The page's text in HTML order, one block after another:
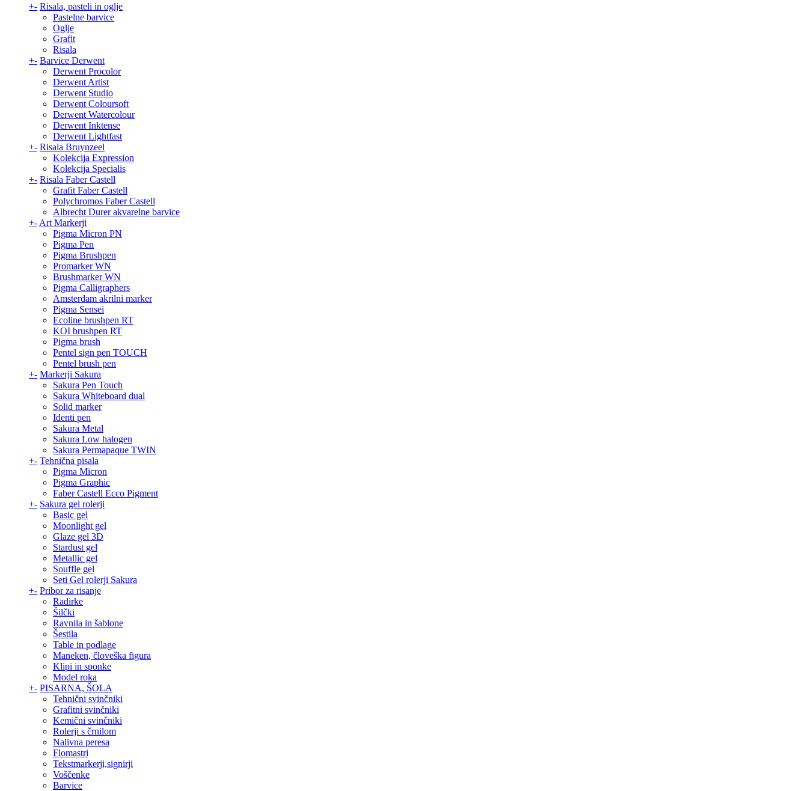
+- Risala, pasteli in oglje
Pastelne barvice
Oglje
Grafit
Risala
+- Barvice Derwent
Derwent Procolor
Derwent Artist
Derwent Studio
Derwent Coloursoft
Derwent Watercolour
Derwent Inktense
Derwent Lightfast
+- Risala Bruynzeel
Kolekcija Expression
Kolekcija Specialis
+- Risala Faber Castell
Grafit Faber Castell
Polychromos Faber Castell
Albrecht Durer akvarelne barvice
+- Art Markerji
Pigma Micron PN
Pigma Pen
Pigma Brushpen
Promarker WN
Brushmarker WN
Pigma Calligraphers
Amsterdam akrilni marker
Pigma Sensei
Ecoline brushpen RT
KOI brushpen RT
Pigma brush
Pentel sign pen TOUCH
Pentel brush pen
+- Markerji Sakura
Sakura Pen Touch
Sakura Whiteboard dual
Solid marker
Identi pen
Sakura Metal
Sakura Low halogen
Sakura Permapaque TWIN
+- Tehnična pisala
Pigma Micron
Pigma Graphic
Faber Castell Ecco Pigment
+- Sakura gel rolerji
Basic gel
Moonlight gel
Glaze gel 3D
Stardust gel
Metallic gel
Souffle gel
Seti Gel rolerji Sakura
+- Pribor za risanje
Radirke
Šilčki
Ravnila in šablone
Šestila
Table in podlage
Maneken, človeška figura
Klipi in sponke
Model roka
+- PISARNA, ŠOLA
Tehnični svinčniki
Grafitni svinčniki
Kemični svinčniki
Rolerji s črnilom
Nalivna peresa
Flomastri
Tekstmarkerji,signirji
Voščenke
Barvice